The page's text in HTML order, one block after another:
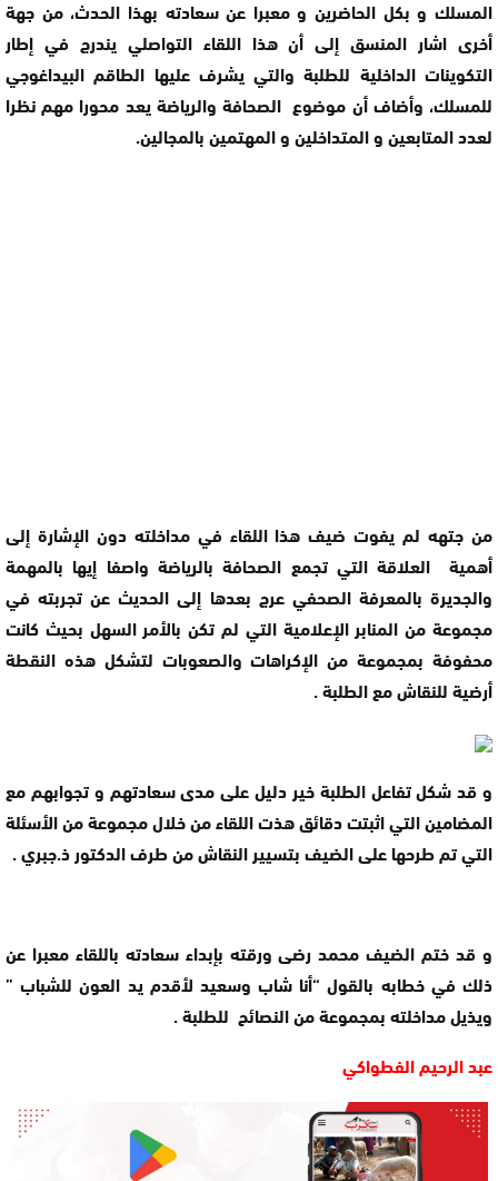
المسلك و بكل الحاضرين و معبرا عن سعادته بهذا الحدث، من جهة
أخرى اشار المنسق إلى أن هذا اللقاء التواصلي يندرج في إطار
التكوينات الداخلية للطلبة والتي يشرف عليها الطاقم البيداغوجي
للمسلك، وأضاف أن موضوع الصحافة والرياضة يعد محورا مهم نظرا
لعدد المتابعين و المتداخلين و المهتمين بالمجالين.
من جتهه لم يفوت ضيف هذا اللقاء في مداخلته دون الإشارة إلى
أهمية العلاقة التي تجمع الصحافة بالرياضة واصفا إيها بالمهمة
والجديرة بالمعرفة الصحفي عرج بعدها إلى الحديث عن تجربته في
مجموعة من المنابر الإعلامية التي لم تكن بالأمر السهل بحيث كانت
محفوفة بمجموعة من الإكراهات والصعوبات لتشكل هذه النقطة
أرضية للنقاش مع الطلبة .
و قد شكل تفاعل الطلبة خير دليل على مدى سعادتهم و تجوابهم مع
المضامين التي اثبتت دقائق هذت اللقاء من خلال مجموعة من الأسئلة
التي تم طرحها على الضيف بتسيير النقاش من طرف الدكتور ذ.جبري .
و قد ختم الضيف محمد رضى ورقته بإبداء سعادته باللقاء معبرا عن
ذلك في خطابه بالقول “أنا شاب وسعيد لأقدم يد العون للشباب ”
ويذيل مداخلته بمجموعة من النصائح للطلبة .
عبد الرحيم الفطواكي